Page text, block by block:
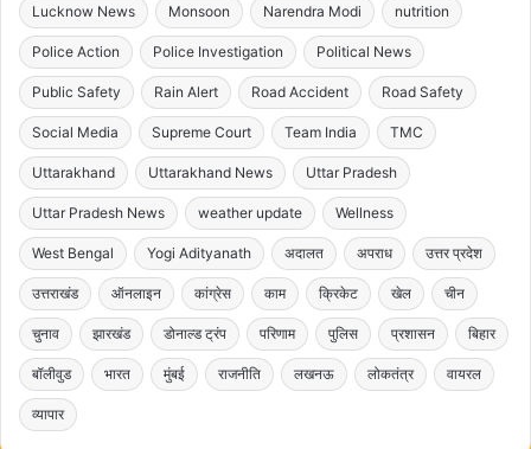
Lucknow News Monsoon Narendra Modi nutrition
Police Action Police Investigation Political News
Public Safety Rain Alert Road Accident Road Safety
Social Media Supreme Court Team India TMC
Uttarakhand Uttarakhand News Uttar Pradesh
Uttar Pradesh News weather update Wellness
West Bengal Yogi Adityanath अदालत अपराध उत्तर प्रदेश
उत्तराखंड ऑनलाइन कांग्रेस काम क्रिकेट खेल चीन
चुनाव झारखंड डोनाल्ड ट्रंप परिणाम पुलिस प्रशासन बिहार
बॉलीवुड भारत मुंबई राजनीति लखनऊ लोकतंत्र वायरल
व्यापार